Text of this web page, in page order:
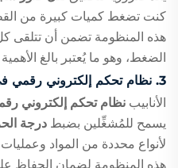
كنت تضغط كميات كبيرة من
هذه المنظومة تضمن أن
الضغط، وهو ما يُعتبر بالغ
3. نظام تحكم إلكتروني رقمي
الأنابيب نظام تحكم إلكتروني
يسمح للمُشغِّلين بضبط درجة
لأنواع محددة من المواد
هذه المنظومة لضمان الحفاظ